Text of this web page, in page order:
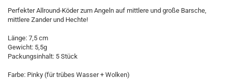
Perfekter Allround-Köder zum Angeln auf mittlere und große Barsche,
mittlere Zander und Hechte!
Länge: 7,5 cm
Gewicht: 5,5g
Packungsinhalt: 5 Stück
Farbe: Pinky (für trübes Wasser + Wolken)